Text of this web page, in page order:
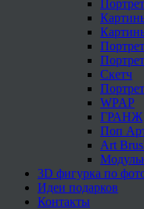
Скетч
WPAP
ГРАНЖ
Поп
Art
3D фигурка по
Идеи подарков
Контакты